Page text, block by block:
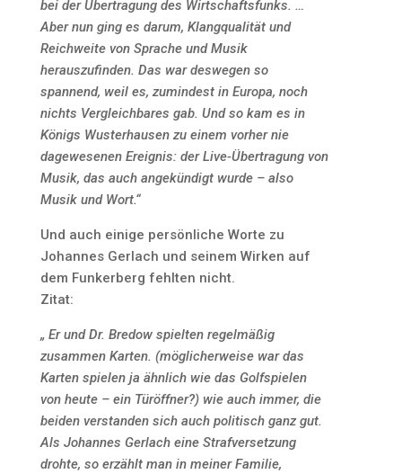
bei der Übertragung des Wirtschaftsfunks. …
Aber nun ging es darum, Klangqualität und
Reichweite von Sprache und Musik
herauszufinden. Das war deswegen so
spannend, weil es, zumindest in Europa, noch
nichts Vergleichbares gab. Und so kam es in
Königs Wusterhausen zu einem vorher nie
dagewesenen Ereignis: der Live-Übertragung von
Musik, das auch angekündigt wurde – also
Musik und Wort.“
Und auch einige persönliche Worte zu
Johannes Gerlach und seinem Wirken auf
dem Funkerberg fehlten nicht.
Zitat:
„ Er und Dr. Bredow spielten regelmäßig
zusammen Karten. (möglicherweise war das
Karten spielen ja ähnlich wie das Golfspielen
von heute – ein Türöffner?) wie auch immer, die
beiden verstanden sich auch politisch ganz gut.
Als Johannes Gerlach eine Strafversetzung
drohte, so erzählt man in meiner Familie,